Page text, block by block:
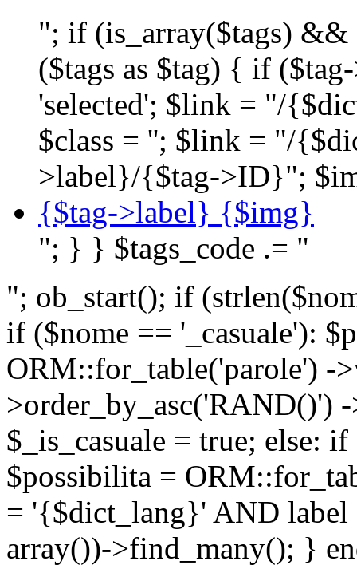
"; if (is_array($tags) &&
($tags as $tag) { if
'selected'; $link = "/
$class = ''; $link = "/
>label}/{$tag->ID}";
{$tag->label} {$img}
"; } } $tags_code .= "
"; ob_start(); if
if ($nome == '_casuale'):
ORM::for_table('parole') -
>order_by_asc('RAND()')
$_is_casuale = true; else:
$possibilita =
= '{$dict_lang}' AND
array())->find_many(); }